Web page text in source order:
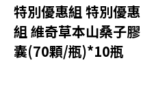
特別優惠組 特別優惠
組 維奇草本山桑子膠
囊(70顆/瓶)*10瓶